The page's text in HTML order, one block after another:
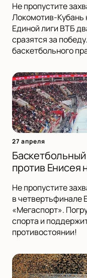
Не пропустите
Локомотив-Кубань
Единой лиги ВТБ
сразятся за
баскетбольного
27 апреля
против Енисея
Не пропустите
в четвертьфинале
«Мегаспорт».
спорта и
противостоянии!